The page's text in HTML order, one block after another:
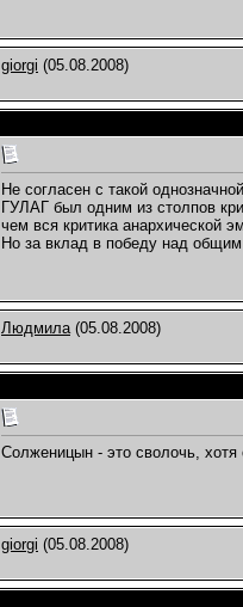
giorgi (05.08.2008)
Не согласен с такой
ГУЛАГ был одним из столпов
чем вся критика анархической
Но за вклад в победу над
Людмила(05.08.2008)
Солженицын - это сволочь,
giorgi (05.08.2008)